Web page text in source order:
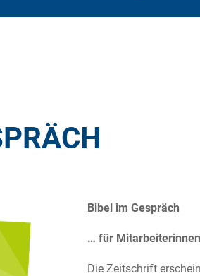
Bibel im Gespräch
… für
Die Zeitschrift